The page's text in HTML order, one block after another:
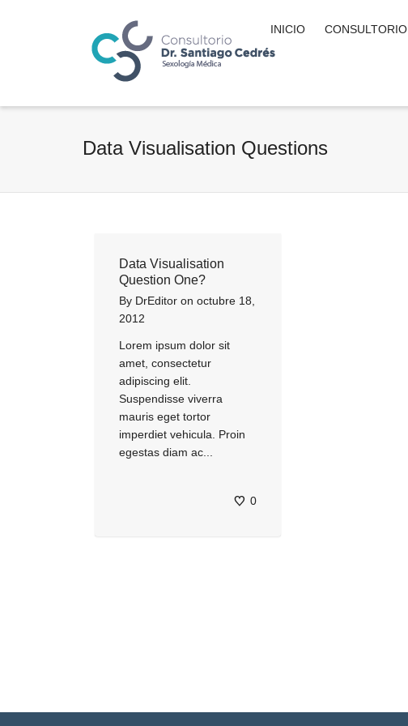
INICIO CONSULTORIO
Data Visualisation Questions
Data Visualisation
Question One?
By DrEditor on octubre 18,
2012
Lorem ipsum dolor sit
amet, consectetur
adipiscing elit.
Suspendisse viverra
mauris eget tortor
imperdiet vehicula. Proin
egestas diam ac...
0